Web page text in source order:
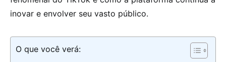
inovar e envolver seu vasto público.
O que você verá: